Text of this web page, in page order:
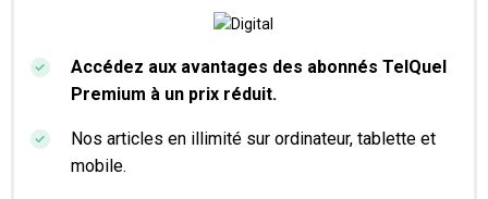
Accédez aux avantages des abonnés TelQuel
Premium à un prix réduit.
Nos articles en illimité sur ordinateur, tablette et
mobile.